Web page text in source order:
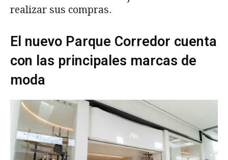
realizar sus compras.
El nuevo Parque Corredor cuenta
con las principales marcas de
moda